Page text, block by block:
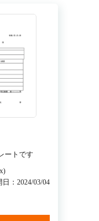
ートです
日：2024/03/04